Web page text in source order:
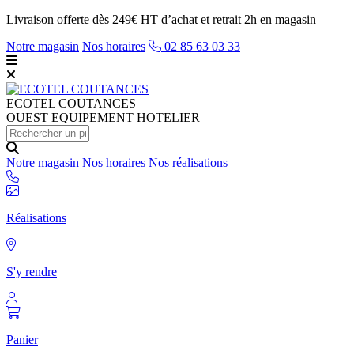
Livraison offerte dès 249€ HT d’achat et retrait 2h en magasin
Notre magasin Nos horaires 02 85 63 03 33
ECOTEL COUTANCES
OUEST EQUIPEMENT HOTELIER
Notre magasin Nos horaires Nos réalisations
Réalisations
S'y rendre
Panier